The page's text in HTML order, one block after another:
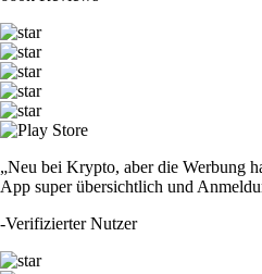
„Neu bei Krypto, aber die Werbung
App super übersichtlich und
-Verifizierter Nutzer